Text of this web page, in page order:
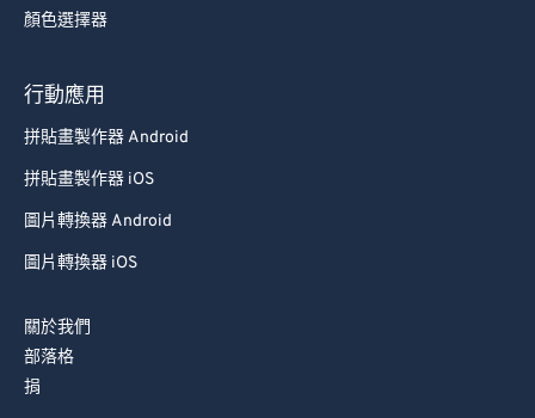
顏色選擇器
行動應用
拼貼畫製作器 Android
拼貼畫製作器 iOS
圖片轉換器 Android
圖片轉換器 iOS
關於我們
部落格
捐